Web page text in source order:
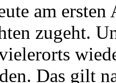
am
zugeht.
Das gilt